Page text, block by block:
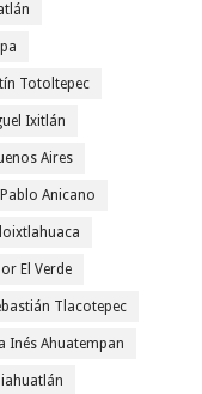
Totoltepec
Ixitlán
Aires
Anicano
El Verde
Tlacotepec
Inés Ahuatempan